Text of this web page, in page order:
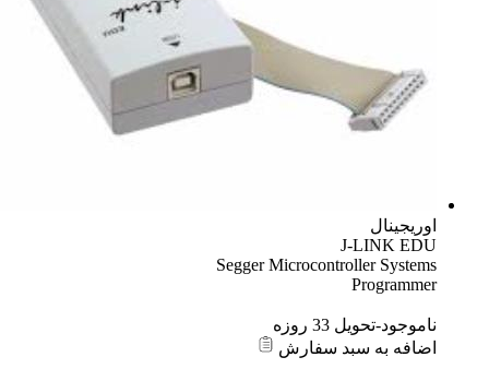
اوریجینال
J-LINK EDU
Segger Microcontroller Systems
Programmer
ناموجود-تحویل 33 روزه
اضافه به سبد سفارش